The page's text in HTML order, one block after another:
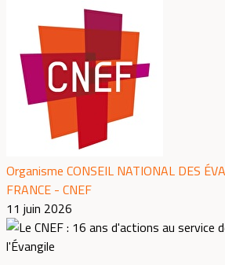
Organisme CONSEIL NATIONAL DES
FRANCE - CNEF
11 juin 2026